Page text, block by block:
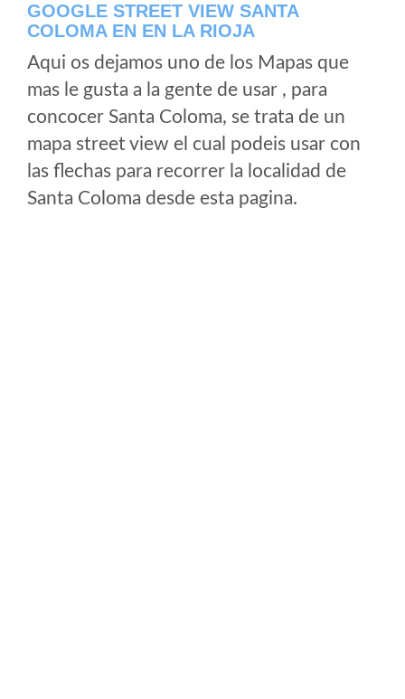
GOOGLE STREET VIEW SANTA
COLOMA EN EN LA RIOJA
Aqui os dejamos uno de los Mapas que
mas le gusta a la gente de usar , para
concocer Santa Coloma, se trata de un
mapa street view el cual podeis usar con
las flechas para recorrer la localidad de
Santa Coloma desde esta pagina.